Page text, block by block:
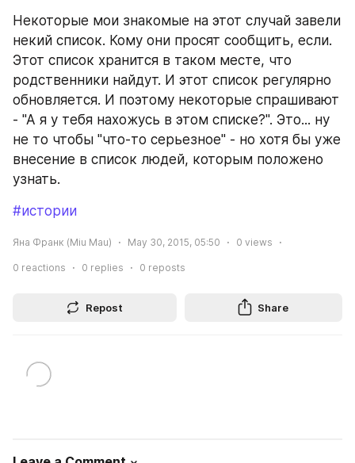
Некоторые мои знакомые на этот случай завели
некий список. Кому они просят сообщить, если.
Этот список хранится в таком месте, что
родственники найдут. И этот список регулярно
обновляется. И поэтому некоторые спрашивают
- "А я у тебя нахожусь в этом списке?". Это... ну
не то чтобы "что-то серьезное" - но хотя бы уже
внесение в список людей, которым положено
узнать.
#истории
Яна Франк (Miu Mau) May 30, 2015, 05:50 0 views
0 reactions 0 replies 0 reposts
Repost Share